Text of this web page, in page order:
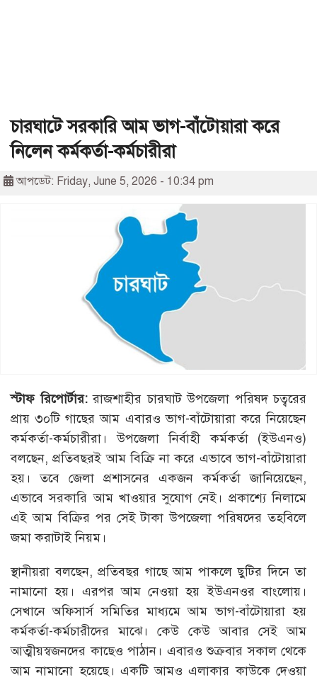
চারঘাটে সরকারি আম ভাগ-বাঁটোয়ারা করে
নিলেন কর্মকর্তা-কর্মচারীরা
আপডেট: Friday, June 5, 2026 - 10:34 pm
স্টাফ রিপোর্টার:রাজশাহীর চারঘাট উপজেলা পরিষদ চত্বরের
প্রায় ৩০টি গাছের আম এবারও ভাগ-বাঁটোয়ারা করে নিয়েছেন
কর্মকর্তা-কর্মচারীরা। উপজেলা নির্বাহী কর্মকর্তা (ইউএনও)
বলছেন, প্রতিবছরই আম বিক্রি না করে এভাবে ভাগ-বাঁটোয়ারা
হয়। তবে জেলা প্রশাসনের একজন কর্মকর্তা জানিয়েছেন,
এভাবে সরকারি আম খাওয়ার সুযোগ নেই। প্রকাশ্যে নিলামে
এই আম বিক্রির পর সেই টাকা উপজেলা পরিষদের তহবিলে
জমা করাটাই নিয়ম।
স্থানীয়রা বলছেন, প্রতিবছর গাছে আম পাকলে ছুটির দিনে তা
নামানো হয়। এরপর আম নেওয়া হয় ইউএনওর বাংলোয়।
সেখানে অফিসার্স সমিতির মাধ্যমে আম ভাগ-বাঁটোয়ারা হয়
কর্মকর্তা-কর্মচারীদের মাঝে। কেউ কেউ আবার সেই আম
আত্মীয়স্বজনদের কাছেও পাঠান। এবারও শুক্রবার সকাল থেকে
আম নামানো হয়েছে। একটি আমও এলাকার কাউকে দেওয়া